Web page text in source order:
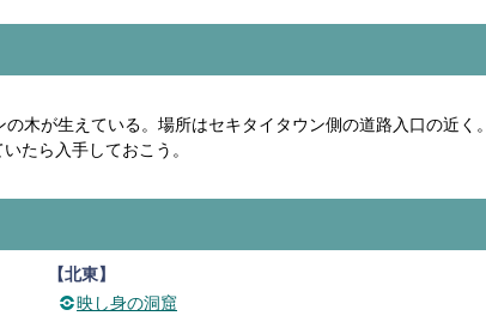
木が生えている。場所はセキタイタウン側の道路入口の近く。
たら入手しておこう。
【北東】
映し身の洞窟